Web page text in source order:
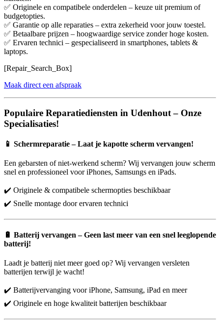
✅ Originele en compatibele onderdelen – keuze uit premium of
budgetopties.
✅ Garantie op alle reparaties – extra zekerheid voor jouw toestel.
✅ Betaalbare prijzen – hoogwaardige service zonder hoge kosten.
✅ Ervaren technici – gespecialiseerd in smartphones, tablets &
laptops.
[Repair_Search_Box]
Maak direct een afspraak
Populaire Reparatiediensten in Udenhout – Onze
Specialisaties!
📱 Schermreparatie – Laat je kapotte scherm vervangen!
Een gebarsten of niet-werkend scherm? Wij vervangen jouw scherm
snel en professioneel voor iPhones, Samsungs en iPads.
✔️ Originele & compatibele schermopties beschikbaar
✔️ Snelle montage door ervaren technici
🔋 Batterij vervangen – Geen last meer van een snel leeglopende
batterij!
Laadt je batterij niet meer goed op? Wij vervangen versleten
batterijen terwijl je wacht!
✔️ Batterijvervanging voor iPhone, Samsung, iPad en meer
✔️ Originele en hoge kwaliteit batterijen beschikbaar